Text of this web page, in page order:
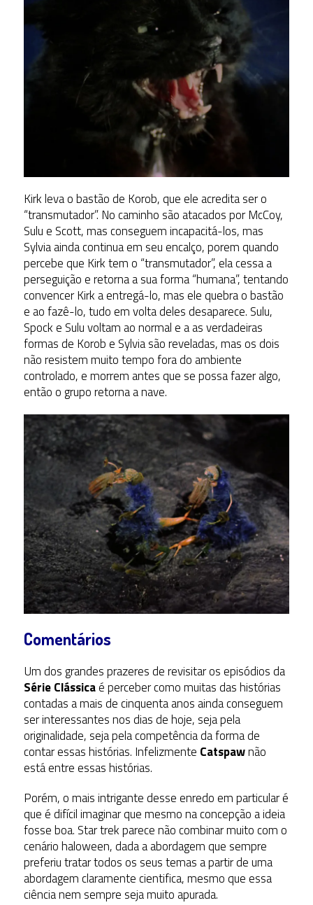
Kirk leva o bastão de Korob, que ele acredita ser o
“transmutador”. No caminho são atacados por McCoy,
Sulu e Scott, mas conseguem incapacitá-los, mas
Sylvia ainda continua em seu encalço, porem quando
percebe que Kirk tem o “transmutador”, ela cessa a
perseguição e retorna a sua forma “humana”, tentando
convencer Kirk a entregá-lo, mas ele quebra o bastão
e ao fazê-lo, tudo em volta deles desaparece. Sulu,
Spock e Sulu voltam ao normal e a as verdadeiras
formas de Korob e Sylvia são reveladas, mas os dois
não resistem muito tempo fora do ambiente
controlado, e morrem antes que se possa fazer algo,
então o grupo retorna a nave.
Comentários
Um dos grandes prazeres de revisitar os episódios da
Série Clássicaé perceber como muitas das histórias
contadas a mais de cinquenta anos ainda conseguem
ser interessantes nos dias de hoje, seja pela
originalidade, seja pela competência da forma de
contar essas histórias. Infelizmente Catspawnão
está entre essas histórias.
Porém, o mais intrigante desse enredo em particular é
que é difícil imaginar que mesmo na concepção a ideia
fosse boa. Star trek parece não combinar muito com o
cenário haloween, dada a abordagem que sempre
preferiu tratar todos os seus temas a partir de uma
abordagem claramente cientifica, mesmo que essa
ciência nem sempre seja muito apurada.